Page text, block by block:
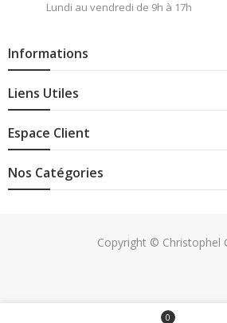
0
Lundi au vendredi de 9h à 17h
Informations
Liens Utiles
Espace Client
Nos Catégories
Copyright © Christophel